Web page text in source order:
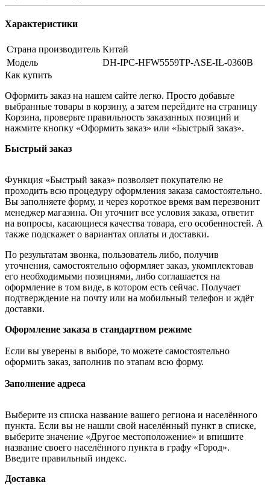
Характеристики
Страна производитель Китай
Модель
DH-IPC-HFW5559TP-ASE-IL-0360B
Как купить
Оформить заказ на нашем сайте легко. Просто добавьте
выбранные товары в корзину, а затем перейдите на страницу
Корзина, проверьте правильность заказанных позиций и
нажмите кнопку «Оформить заказ» или «Быстрый заказ».
Быстрый заказ
Функция «Быстрый заказ» позволяет покупателю не
проходить всю процедуру оформления заказа самостоятельно.
Вы заполняете форму, и через короткое время вам перезвонит
менеджер магазина. Он уточнит все условия заказа, ответит
на вопросы, касающиеся качества товара, его особенностей. А
также подскажет о вариантах оплаты и доставки.
По результатам звонка, пользователь либо, получив
уточнения, самостоятельно оформляет заказ, укомплектовав
его необходимыми позициями, либо соглашается на
оформление в том виде, в котором есть сейчас. Получает
подтверждение на почту или на мобильный телефон и ждёт
доставки.
Оформление заказа в стандартном режиме
Если вы уверены в выборе, то можете самостоятельно
оформить заказ, заполнив по этапам всю форму.
Заполнение адреса
Выберите из списка название вашего региона и населённого
пункта. Если вы не нашли свой населённый пункт в списке,
выберите значение «Другое местоположение» и впишите
название своего населённого пункта в графу «Город».
Введите правильный индекс.
Доставка